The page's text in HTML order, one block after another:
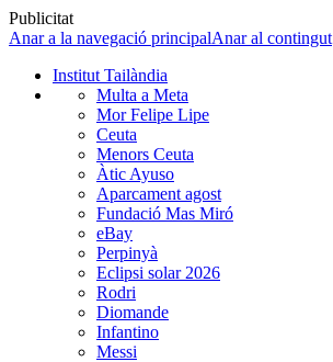
Publicitat
Anar a la navegació principalAnar al contingut
Institut Tailàndia
Multa a Meta
Mor Felipe Lipe
Ceuta
Menors Ceuta
Àtic Ayuso
Aparcament agost
Fundació Mas Miró
eBay
Perpinyà
Eclipsi solar 2026
Rodri
Diomande
Infantino
Messi